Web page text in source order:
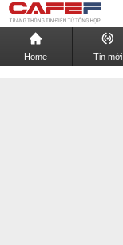
Home Tin mới